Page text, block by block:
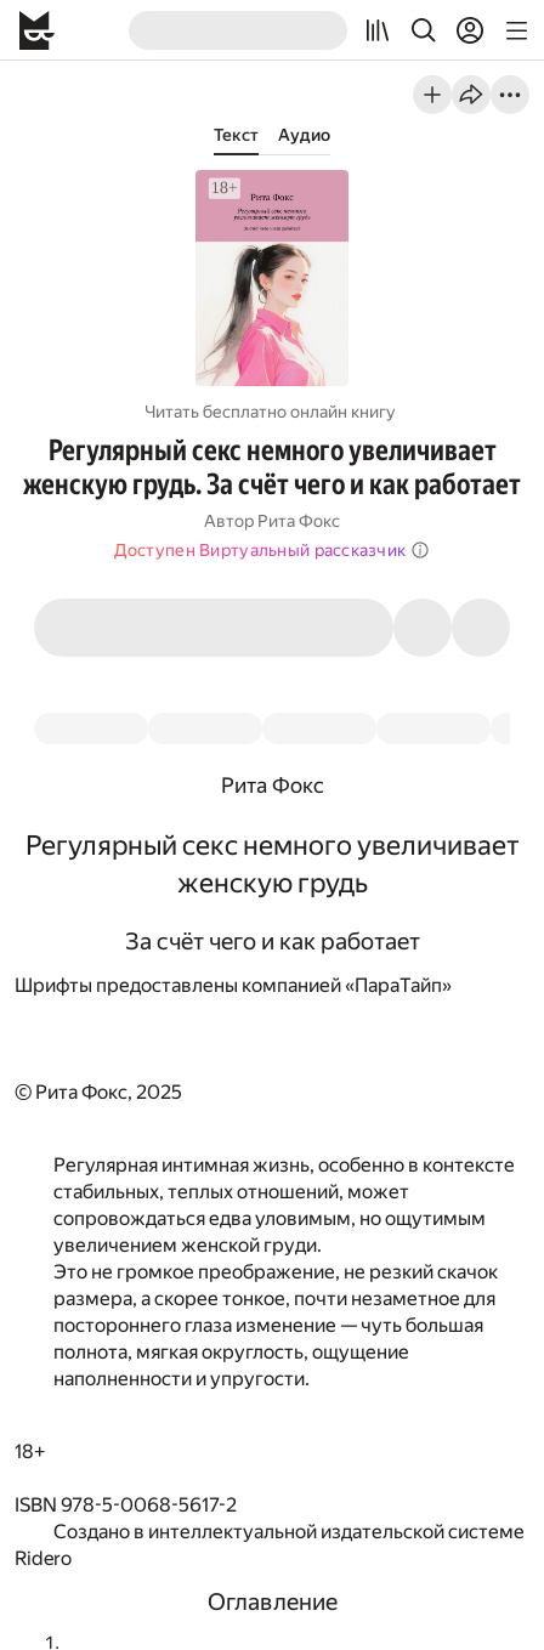
Текст Аудио
Читать бесплатно онлайн книгу
Регулярный секс немного увеличивает
женскую грудь. За счёт чего и как работает
Автор Рита Фокс
Доступен Виртуальный рассказчик
Рита Фокс
Регулярный секс немного увеличивает
женскую грудь
За счёт чего и как работает
Шрифты предоставлены компанией «ПараТайп»
© Рита Фокс, 2025
Регулярная интимная жизнь, особенно в контексте
стабильных, теплых отношений, может
сопровождаться едва уловимым, но ощутимым
увеличением женской груди.
Это не громкое преображение, не резкий скачок
размера, а скорее тонкое, почти незаметное для
постороннего глаза изменение — чуть большая
полнота, мягкая округлость, ощущение
наполненности и упругости.
18+
ISBN 978-5-0068-5617-2
Создано в интеллектуальной издательской системе
Ridero
Оглавление